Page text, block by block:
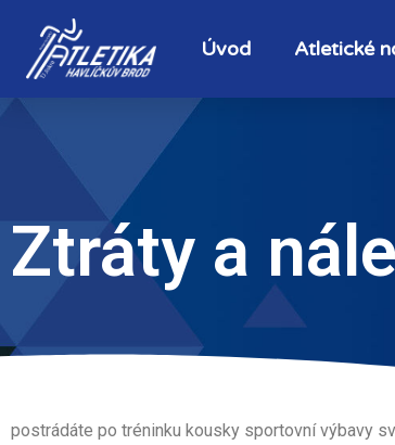
Úvod Atletické
Ztráty a
postrádáte po tréninku kousky sportovní výbavy